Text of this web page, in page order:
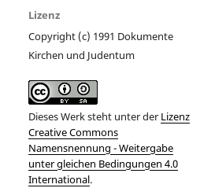
Lizenz
Copyright (c) 1991 Dokumente
Kirchen und Judentum
Dieses Werk steht unter der Lizenz
Creative Commons
Namensnennung - Weitergabe
unter gleichen Bedingungen 4.0
International.